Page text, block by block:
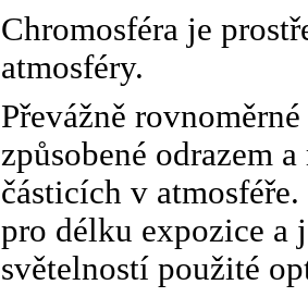
Chromosféra je
atmosféry.
Převážně
způsobené odrazem
částicích v
pro délku expozice
světelností použité